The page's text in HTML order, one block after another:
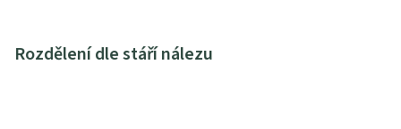
Rozdělení dle stáří nálezu